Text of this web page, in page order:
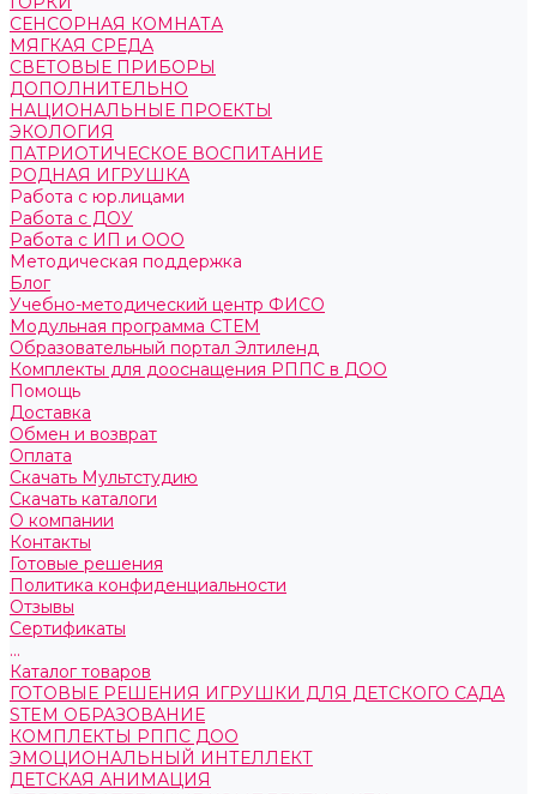
СЕНСОРНАЯ КОМНАТА
МЯГКАЯ СРЕДА
СВЕТОВЫЕ ПРИБОРЫ
ДОПОЛНИТЕЛЬНО
НАЦИОНАЛЬНЫЕ ПРОЕКТЫ
ЭКОЛОГИЯ
ПАТРИОТИЧЕСКОЕ ВОСПИТАНИЕ
РОДНАЯ ИГРУШКА
Работа с юр.лицами
Работа с ДОУ
Работа с ИП и ООО
Методическая поддержка
Блог
Учебно-методический центр ФИСО
Модульная программа СТЕМ
Образовательный портал Элтиленд
Комплекты для дооснащения РППС в ДОО
Помощь
Доставка
Обмен и возврат
Оплата
Скачать Мультстудию
Скачать каталоги
О компании
Контакты
Готовые решения
Политика конфиденциальности
Отзывы
Сертификаты
...
Каталог товаров
ГОТОВЫЕ РЕШЕНИЯ ИГРУШКИ ДЛЯ ДЕТСКОГО САДА
STEM ОБРАЗОВАНИЕ
КОМПЛЕКТЫ РППС ДОО
ЭМОЦИОНАЛЬНЫЙ ИНТЕЛЛЕКТ
ДЕТСКАЯ АНИМАЦИЯ